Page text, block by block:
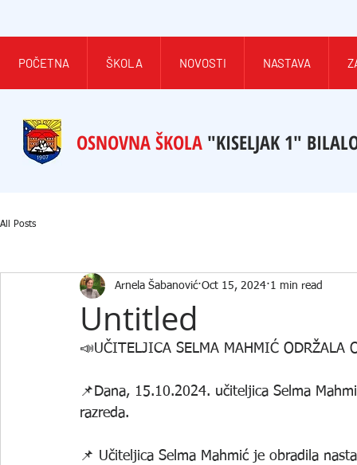
POČETNA ŠKOLA NOVOSTI NASTAVA
OSNOVNA ŠKOLA "KISELJAK 1"
All Posts
Untitled
Arnela Šabanović Oct 15, 2024 1 min read
📣UČITELJICA SELMA MAHMIĆ ODRŽALA
📌Dana, 15.10.2024. učiteljica Selma
razreda.
📌 Učiteljica Selma Mahmić je obradila